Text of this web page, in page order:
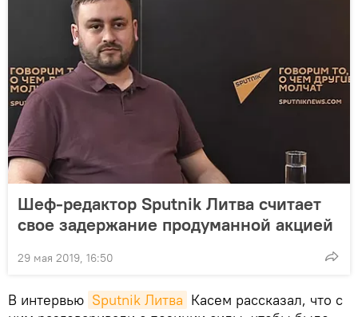
Шеф-редактор Sputnik Литва считает
свое задержание продуманной акцией
29 мая 2019, 16:50
В интервью Sputnik Литва Касем рассказал, что с